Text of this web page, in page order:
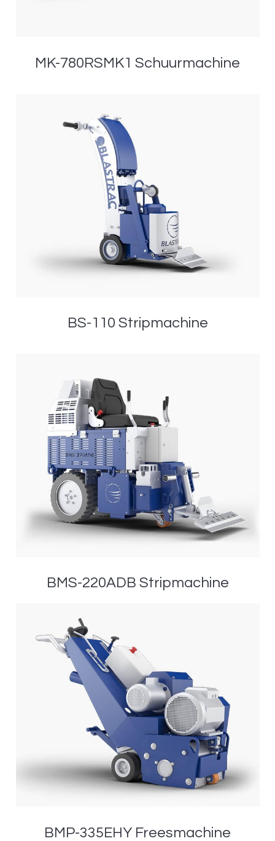
MK-780RSMK1 Schuurmachine
BS-110 Stripmachine
BMS-220ADB Stripmachine
BMP-335EHY Freesmachine